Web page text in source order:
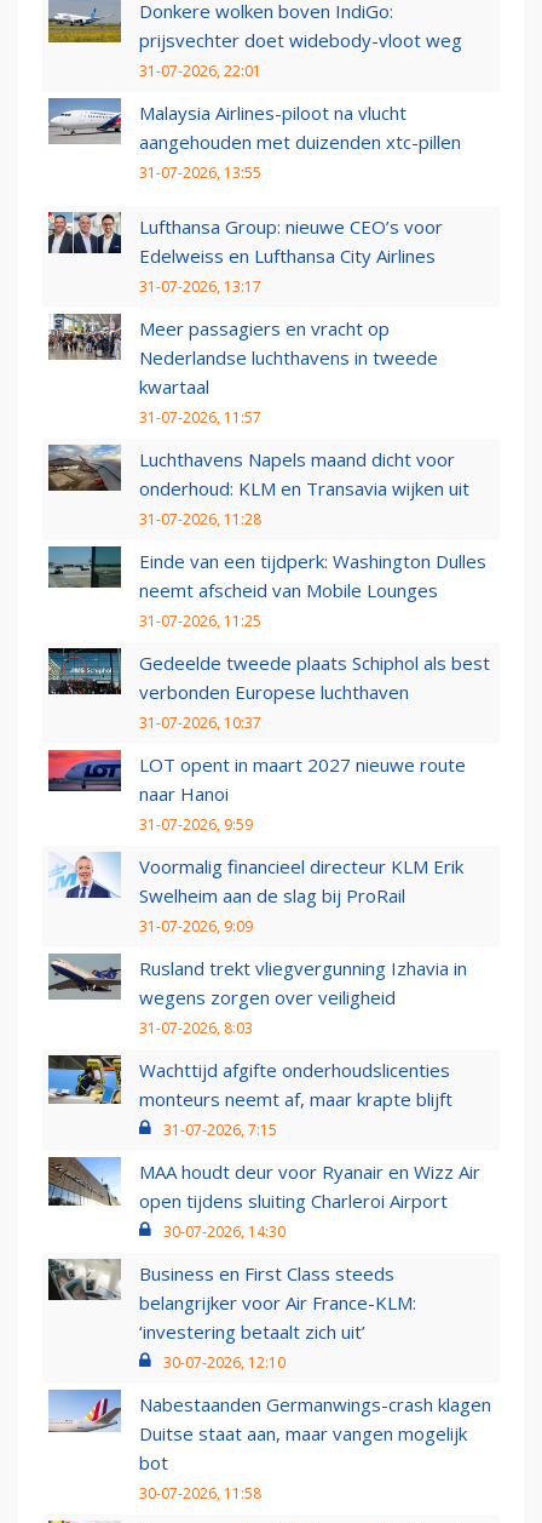
Donkere wolken boven IndiGo:
prijsvechter doet widebody-vloot weg
31-07-2026, 22:01
Malaysia Airlines-piloot na vlucht
aangehouden met duizenden xtc-pillen
31-07-2026, 13:55
Lufthansa Group: nieuwe CEO’s voor
Edelweiss en Lufthansa City Airlines
31-07-2026, 13:17
Meer passagiers en vracht op
Nederlandse luchthavens in tweede
kwartaal
31-07-2026, 11:57
Luchthavens Napels maand dicht voor
onderhoud: KLM en Transavia wijken uit
31-07-2026, 11:28
Einde van een tijdperk: Washington Dulles
neemt afscheid van Mobile Lounges
31-07-2026, 11:25
Gedeelde tweede plaats Schiphol als best
verbonden Europese luchthaven
31-07-2026, 10:37
LOT opent in maart 2027 nieuwe route
naar Hanoi
31-07-2026, 9:59
Voormalig financieel directeur KLM Erik
Swelheim aan de slag bij ProRail
31-07-2026, 9:09
Rusland trekt vliegvergunning Izhavia in
wegens zorgen over veiligheid
31-07-2026, 8:03
Wachttijd afgifte onderhoudslicenties
monteurs neemt af, maar krapte blijft
31-07-2026, 7:15
MAA houdt deur voor Ryanair en Wizz Air
open tijdens sluiting Charleroi Airport
30-07-2026, 14:30
Business en First Class steeds
belangrijker voor Air France-KLM:
‘investering betaalt zich uit’
30-07-2026, 12:10
Nabestaanden Germanwings-crash klagen
Duitse staat aan, maar vangen mogelijk
bot
30-07-2026, 11:58